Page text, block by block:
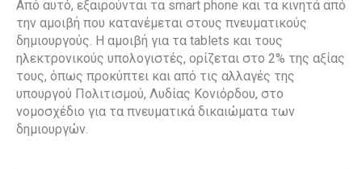
Από αυτό, εξαιρούνται τα smart phone και τα κινητά από
την αμοιβή που κατανέμεται στους πνευματικούς
δημιουργούς. Η αμοιβή για τα tablets και τους
ηλεκτρονικούς υπολογιστές, ορίζεται στο 2% της αξίας
τους, όπως προκύπτει και από τις αλλαγές της
υπουργού Πολιτισμού, Λυδίας Κονιόρδου, στο
νομοσχέδιο για τα πνευματικά δικαιώματα των
δημιουργών.